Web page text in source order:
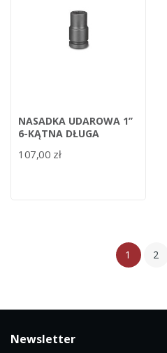
NASADKA UDAROWA 1’’
6-KĄTNA DŁUGA
107,00 zł
1 2
Newsletter